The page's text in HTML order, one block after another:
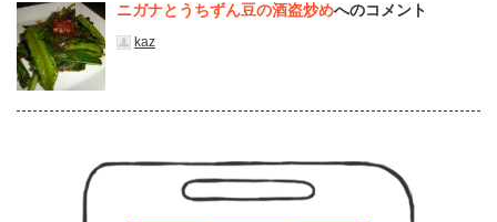
ニガナとうちずん豆の酒盗炒めへのコメント
kaz